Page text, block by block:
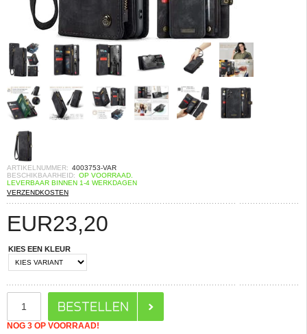
ARTIKELNUMMER: 4003753-VAR
BESCHIKBAARHEID: OP VOORRAAD.
LEVERBAAR BINNEN 1-4 WERKDAGEN
VERZENDKOSTEN
EUR23,20
KIES EEN KLEUR
NOG 3 OP VOORRAAD!